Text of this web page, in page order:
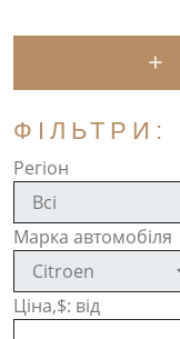
ФІЛЬТРИ:
Регіон
Марка автомобіля
Ціна,$: від